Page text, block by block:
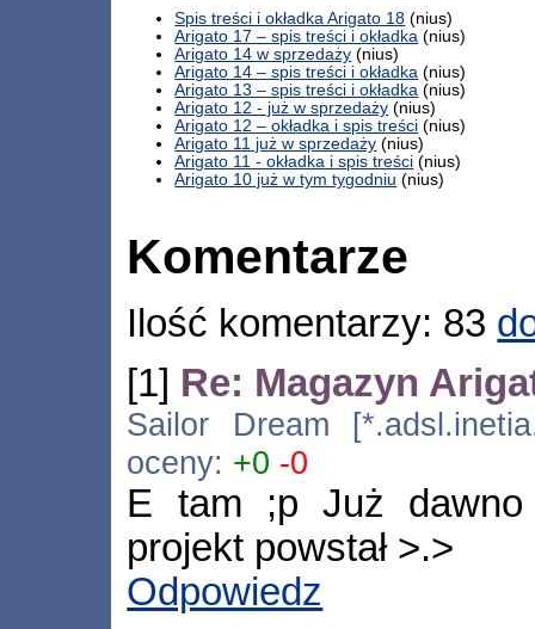
Spis treści i okładka Arigato 18 (nius)
Arigato 17 – spis treści i okładka (nius)
Arigato 14 w sprzedaży (nius)
Arigato 14 – spis treści i okładka (nius)
Arigato 13 – spis treści i okładka (nius)
Arigato 12 - już w sprzedaży (nius)
Arigato 12 – okładka i spis treści (nius)
Arigato 11 już w sprzedaży (nius)
Arigato 11 - okładka i spis treści (nius)
Arigato 10 już w tym tygodniu (nius)
Komentarze
Ilość komentarzy: 83
[1] Re: Magazyn
Sailor Dream
oceny: +0 -0
E tam ;p Już dawno
projekt powstał >.>
Odpowiedz